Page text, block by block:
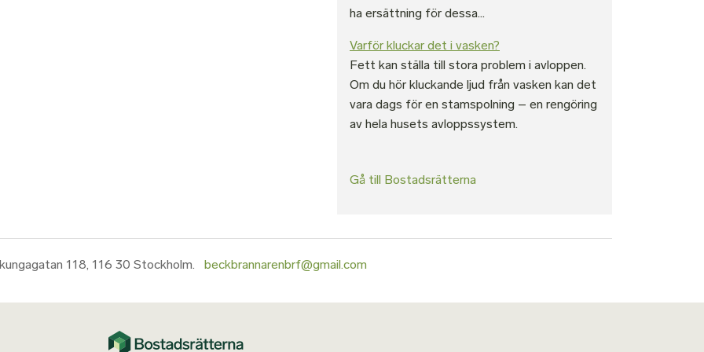
ha ersättning för dessa...
Varför kluckar det i vasken?
Fett kan ställa till stora problem i avloppen.
Om du hör kluckande ljud från vasken kan det
vara dags för en stamspolning – en rengöring
av hela husets avloppssystem.
Gå till Bostadsrätterna
118, 116 30 Stockholm. beckbrannarenbrf@gmail.com